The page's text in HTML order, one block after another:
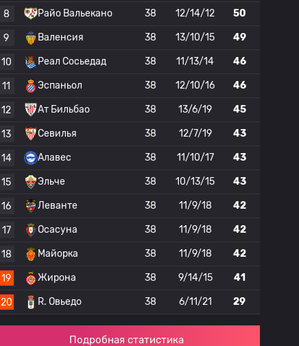
8 Райо Вальекано 38 12/14/12 50
9 Валенсия 38 13/10/15 49
10 Реал Сосьедад 38 11/13/14 46
11 Эспаньол 38 12/10/16 46
12 Ат Бильбао 38 13/6/19 45
13 Севилья 38 12/7/19 43
14 Алавес 38 11/10/17 43
15 Эльче 38 10/13/15 43
16 Леванте 38 11/9/18 42
17 Осасуна 38 11/9/18 42
18 Майорка 38 11/9/18 42
19 Жирона 38 9/14/15 41
20 R. Овьедо 38 6/11/21 29
Подробная статистика